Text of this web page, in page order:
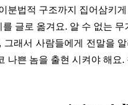
분법적 구조까지 집어삼키
글로 옮겨요. 알 수 없는
래서 사람들에게 전말을
나쁜 놈을 출현 시켜야 해요